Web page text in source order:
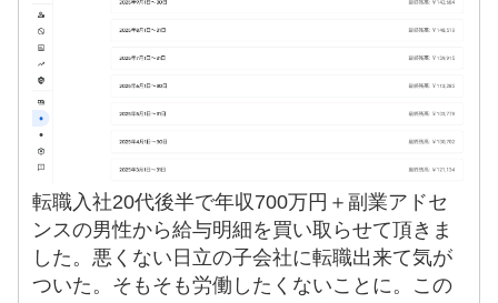
転職入社20代後半で年収700万円＋副業アドセ
ンスの男性から給与明細を買い取らせて頂きま
した。悪くない日立の子会社に転職出来て気が
ついた。そもそも労働したくないことに。この